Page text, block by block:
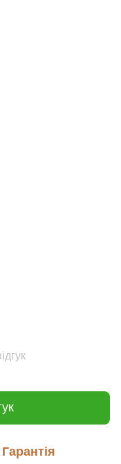
Гарантія